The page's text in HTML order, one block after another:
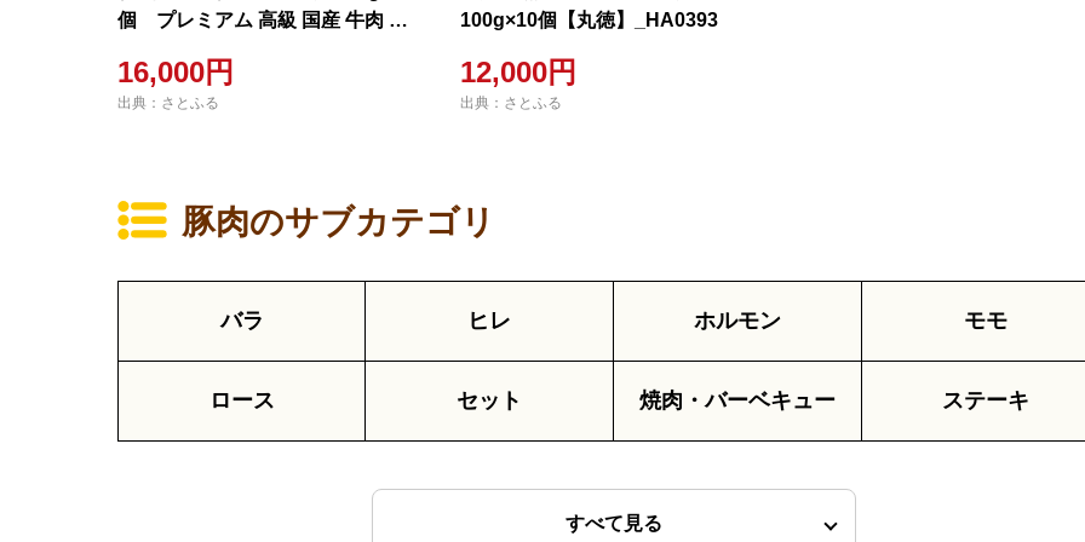
個 プレミアム 高級 国産 牛肉 白
16,000円
出典：さとふる
100g×10個【丸徳】_HA0393
12,000円
出典：さとふる
豚肉のサブカテゴリ
バラ ヒレ ホルモン モモ
ロース セット 焼肉・バーベキュー ステーキ
すべて見る